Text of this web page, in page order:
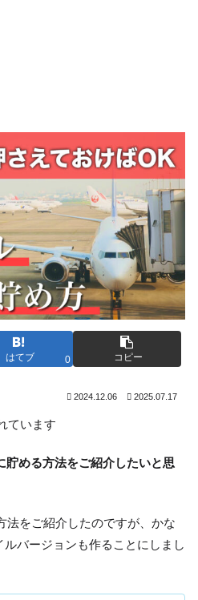
はてブ 0 コピー
2024.12.06 2025.07.17
ています
める方法をご紹介したいと思
法をご紹介したのですが、かな
バージョンも作ることにしまし